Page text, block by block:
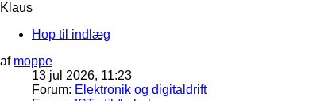
Klaus
Hop til indlæg
af moppe
13 jul 2026, 11:23
Forum: Elektronik og digitaldrift